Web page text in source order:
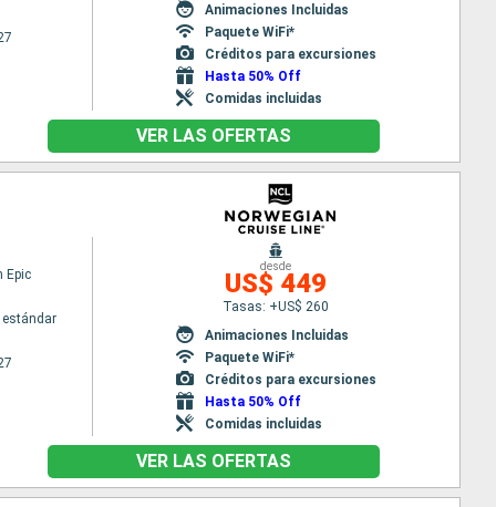
Animaciones Incluidas
Paquete WiFi*
Créditos para excursiones
Hasta 50% Off
Comidas incluidas
VER LAS OFERTAS
Epic
desde
US$ 449
Tasas: +US$ 260
Animaciones Incluidas
Paquete WiFi*
Créditos para excursiones
Hasta 50% Off
Comidas incluidas
VER LAS OFERTAS